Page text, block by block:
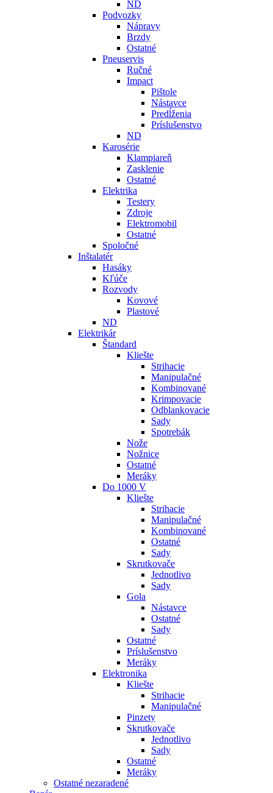
ND
Podvozky
Nápravy
Brzdy
Ostatné
Pneuservis
Ručné
Impact
Pištole
Nástavce
Predĺženia
Príslušenstvo
ND
Karosérie
Klampiareň
Zasklenie
Ostatné
Elektrika
Testery
Zdroje
Elektromobil
Ostatné
Spoločné
Inštalatér
Hasáky
Kľúče
Rozvody
Kovové
Plastové
ND
Elektrikár
Štandard
Kliešte
Strihacie
Manipulačné
Kombinované
Krimpovacie
Odblankovacie
Sady
Spotrebák
Nože
Nožnice
Ostatné
Meráky
Do 1000 V
Kliešte
Strihacie
Manipulačné
Kombinované
Ostatné
Sady
Skrutkovače
Jednotlivo
Sady
Gola
Nástavce
Ostatné
Sady
Ostatné
Príslušenstvo
Meráky
Elektronika
Kliešte
Strihacie
Manipulačné
Pinzety
Skrutkovače
Jednotlivo
Sady
Ostatné
Meráky
Ostatné nezaradené